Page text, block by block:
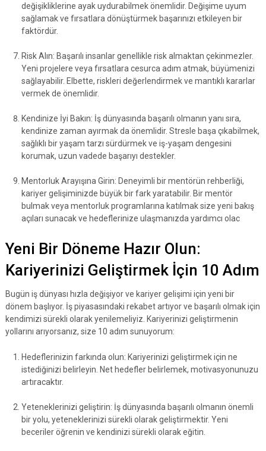
değişikliklerine ayak uydurabilmek önemlidir. Değişime uyum
sağlamak ve fırsatlara dönüştürmek başarınızı etkileyen bir
faktördür.
Risk Alın: Başarılı insanlar genellikle risk almaktan çekinmezler.
Yeni projelere veya fırsatlara cesurca adım atmak, büyümenizi
sağlayabilir. Elbette, riskleri değerlendirmek ve mantıklı kararlar
vermek de önemlidir.
Kendinize İyi Bakın: İş dünyasında başarılı olmanın yanı sıra,
kendinize zaman ayırmak da önemlidir. Stresle başa çıkabilmek,
sağlıklı bir yaşam tarzı sürdürmek ve iş-yaşam dengesini
korumak, uzun vadede başarıyı destekler.
Mentorluk Arayışına Girin: Deneyimli bir mentörün rehberliği,
kariyer gelişiminizde büyük bir fark yaratabilir. Bir mentör
bulmak veya mentorluk programlarına katılmak size yeni bakış
açıları sunacak ve hedeflerinize ulaşmanızda yardımcı olac
Yeni Bir Döneme Hazır Olun:
Kariyerinizi Geliştirmek İçin 10 Adım
Bugün iş dünyası hızla değişiyor ve kariyer gelişimi için yeni bir
dönem başlıyor. İş piyasasındaki rekabet artıyor ve başarılı olmak için
kendimizi sürekli olarak yenilemeliyiz. Kariyerinizi geliştirmenin
yollarını arıyorsanız, size 10 adım sunuyorum:
Hedeflerinizin farkında olun: Kariyerinizi geliştirmek için ne
istediğinizi belirleyin. Net hedefler belirlemek, motivasyonunuzu
artıracaktır.
Yeteneklerinizi geliştirin: İş dünyasında başarılı olmanın önemli
bir yolu, yeteneklerinizi sürekli olarak geliştirmektir. Yeni
beceriler öğrenin ve kendinizi sürekli olarak eğitin.